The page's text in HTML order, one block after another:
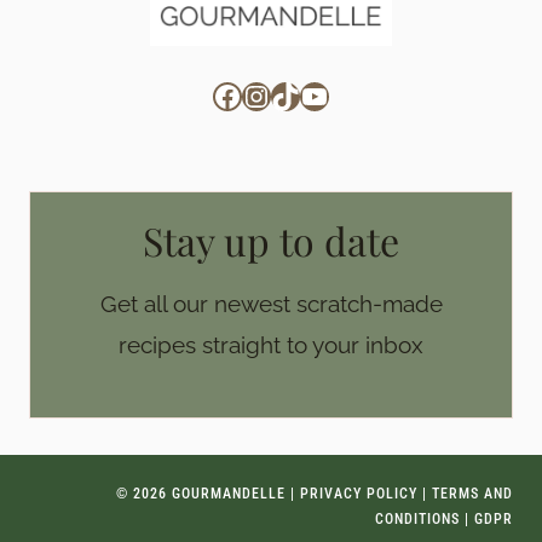
Facebook
Instagram
TikTok
YouTube
Stay up to date
Get all our newest scratch-made
recipes straight to your inbox
© 2026 GOURMANDELLE | PRIVACY POLICY
TERMS AND
CONDITIONS
GDPR